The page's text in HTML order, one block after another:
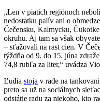
„Len v piatich regiónoch
nedostatku palív ani o
Čečensku, Kalmycku,
okruhu. Aj tam sa však
– sťažovali na rast cien. V
týždňa od 9. do 15. júna
74,8 rubľa za liter,“ uvádza
Ľudia stoja v rade na
preto sa už na sociálnych
odstátie radu za niekoho, kto